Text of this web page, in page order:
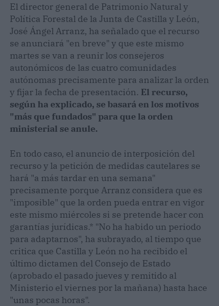
El director general de Patrimonio Natural y
Política Forestal de la Junta de Castilla y León,
José Ángel Arranz, ha señalado que el recurso
se anunciará "en breve" y que este mismo
martes se van a reunir los consejeros
autonómicos de las cuatro comunidades
autónomas precisamente para analizar la orden
y fijar la fecha de presentación. El recurso,
según ha explicado, se basará en los motivos
"más que fundados" para que la orden
ministerial se anule.
En todo caso, el anuncio de interposición del
recurso y la petición de medidas cautelares se
hará "a más tardar en una semana"
precisamente porque Arranz considera que es
"imposible" que la orden pueda entrar en vigor
este mismo miércoles si se pretende hacer con
garantías jurídicas.* "No ha habido un periodo
para adaptarnos", ha subrayado, al tiempo que
critica que Castilla y León no ha recibido el
último dictamen del Consejo de Estado
(aprobado el pasado jueves y remitido al
Ministerio el viernes por la mañana) hasta hace
"unas pocas horas".